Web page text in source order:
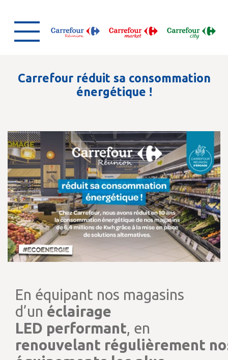
Carrefour réduit sa consommation
énergétique !
En équipant nos magasins
d’un éclairage
LED performant, en
renouvelant régulièrement